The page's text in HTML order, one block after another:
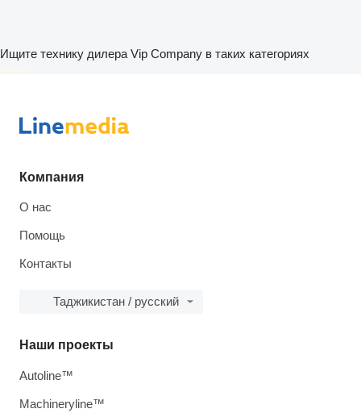
Ищите технику дилера Vip Company в таких категориях
disallow-in-dsa
Компания
О нас
Помощь
Контакты
Таджикистан / русский
Наши проекты
Autoline™
Machineryline™